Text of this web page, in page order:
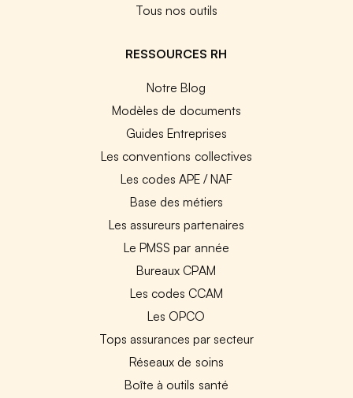
Tous nos outils
RESSOURCES RH
Notre Blog
Modèles de documents
Guides Entreprises
Les conventions collectives
Les codes APE / NAF
Base des métiers
Les assureurs partenaires
Le PMSS par année
Bureaux CPAM
Les codes CCAM
Les OPCO
Tops assurances par secteur
Réseaux de soins
Boîte à outils santé